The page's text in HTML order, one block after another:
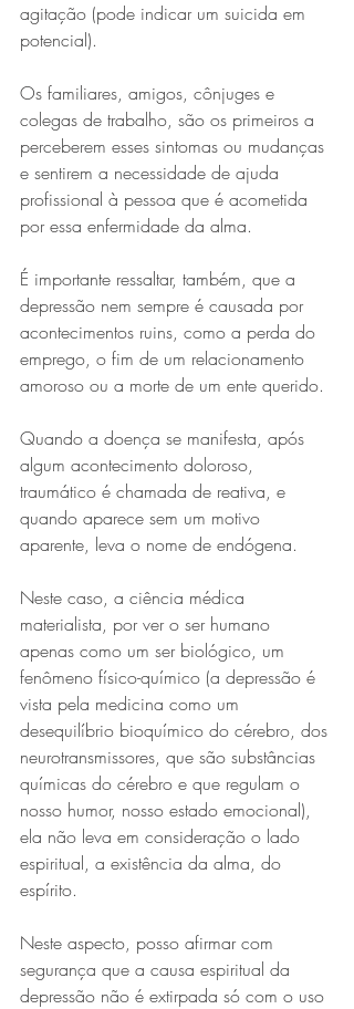
agitação (pode indicar um suicida em
potencial).
Os familiares, amigos, cônjuges e
colegas de trabalho, são os primeiros a
perceberem esses sintomas ou mudanças
e sentirem a necessidade de ajuda
profissional à pessoa que é acometida
por essa enfermidade da alma.
É importante ressaltar, também, que a
depressão nem sempre é causada por
acontecimentos ruins, como a perda do
emprego, o fim de um relacionamento
amoroso ou a morte de um ente querido.
Quando a doença se manifesta, após
algum acontecimento doloroso,
traumático é chamada de reativa, e
quando aparece sem um motivo
aparente, leva o nome de endógena.
Neste caso, a ciência médica
materialista, por ver o ser humano
apenas como um ser biológico, um
fenômeno físico-químico (a depressão é
vista pela medicina como um
desequilíbrio bioquímico do cérebro, dos
neurotransmissores, que são substâncias
químicas do cérebro e que regulam o
nosso humor, nosso estado emocional),
ela não leva em consideração o lado
espiritual, a existência da alma, do
espírito.
Neste aspecto, posso afirmar com
segurança que a causa espiritual da
depressão não é extirpada só com o uso